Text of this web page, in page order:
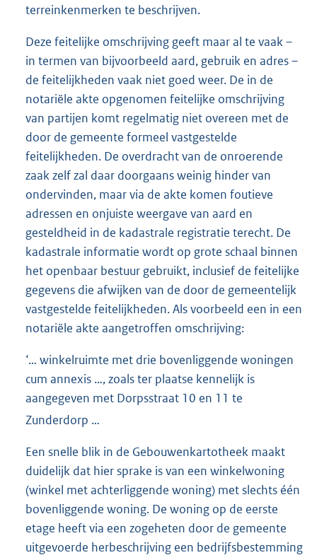
terreinkenmerken te beschrijven.
Deze feitelijke omschrijving geeft maar al te vaak –
in termen van bijvoorbeeld aard, gebruik en adres –
de feitelijkheden vaak niet goed weer. De in de
notariële akte opgenomen feitelijke omschrijving
van partijen komt regelmatig niet overeen met de
door de gemeente formeel vastgestelde
feitelijkheden. De overdracht van de onroerende
zaak zelf zal daar doorgaans weinig hinder van
ondervinden, maar via de akte komen foutieve
adressen en onjuiste weergave van aard en
gesteldheid in de kadastrale registratie terecht. De
kadastrale informatie wordt op grote schaal binnen
het openbaar bestuur gebruikt, inclusief de feitelijke
gegevens die afwijken van de door de gemeentelijk
vastgestelde feitelijkheden. Als voorbeeld een in een
notariële akte aangetroffen omschrijving:
‘… winkelruimte met drie bovenliggende woningen
cum annexis …, zoals ter plaatse kennelijk is
aangegeven met Dorpsstraat 10 en 11 te
Zunderdorp …
Een snelle blik in de Gebouwenkartotheek maakt
duidelijk dat hier sprake is van een winkelwoning
(winkel met achterliggende woning) met slechts één
bovenliggende woning. De woning op de eerste
etage heeft via een zogeheten door de gemeente
uitgevoerde herbeschrijving een bedrijfsbestemming